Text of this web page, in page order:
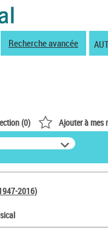
Recherche avancée
(0) Ajouter à mes
2016)